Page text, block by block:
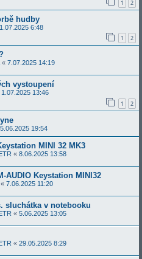
1 2
hudby
6:48
1 2
« 7.07.2025 14:19
vystoupení
1.07.2025 13:46
1 2
19:54
MINI 32 MK3
« 8.06.2025 13:58
AUDIO Keystation MINI32
« 7.06.2025 11:20
sluchátka v notebooku
« 5.06.2025 13:05
« 29.05.2025 8:29